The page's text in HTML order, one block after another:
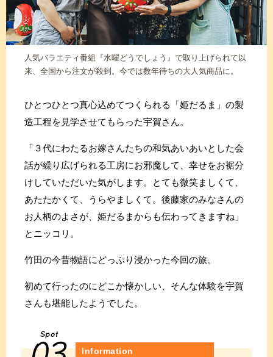
人気バラエティ番組『水曜どうでしょう』で取り上げられて以
来、全国から注文が殺到。今では数年待ちの大人気商品に。
ひとつひとつ真心込めてつくられる「姫だるま」の製
造工程を見学させてもらった宇賀さん。
「３代にわたるお嫁さんたちの和気あいあいとした会
話が繰り広げられる工房にお邪魔して、幸せをお裾分
けしていただいた気がします。とても微笑ましくて、
あたたかくて、うらやましくて。後藤家のみなさんの
お人柄のよさが、姫だるまからも伝わってきますね」
とニッコリ。
竹田の今昔物語にどっぷり浸かった今回の旅。
初めて行ったのにどこか懐かしい、そんな体験を宇賀
さんも堪能したようでした。
Information